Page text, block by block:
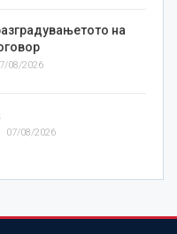
на
08/2026
07/08/2026